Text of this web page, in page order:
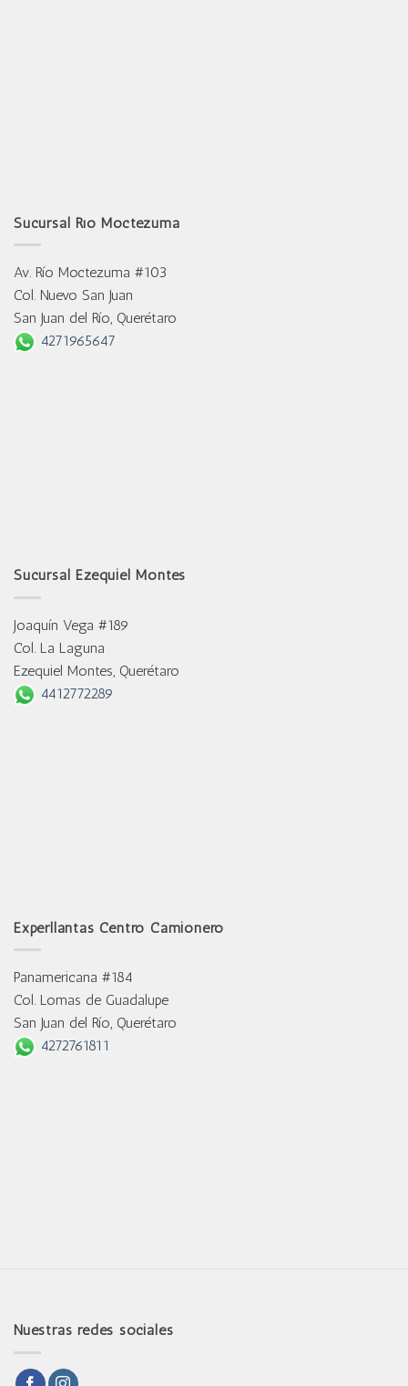
Sucursal Río Moctezuma
Av. Río Moctezuma #103
Col. Nuevo San Juan
San Juan del Río, Querétaro
4271965647
Sucursal Ezequiel Montes
Joaquín Vega #189
Col. La Laguna
Ezequiel Montes, Querétaro
4412772289
Experllantas Centro Camionero
Panamericana #184
Col. Lomas de Guadalupe
San Juan del Río, Querétaro
4272761811
Nuestras redes sociales